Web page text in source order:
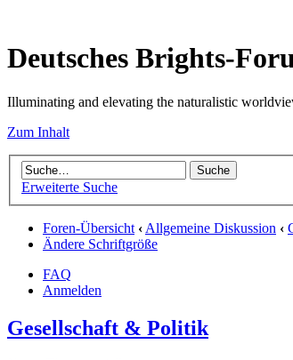
Deutsches Brights-
Illuminating and elevating the naturalistic
Zum Inhalt
Erweiterte Suche
Foren-Übersicht ‹Allgemeine Diskussion ‹
Ändere Schriftgröße
FAQ
Anmelden
Gesellschaft & Politik